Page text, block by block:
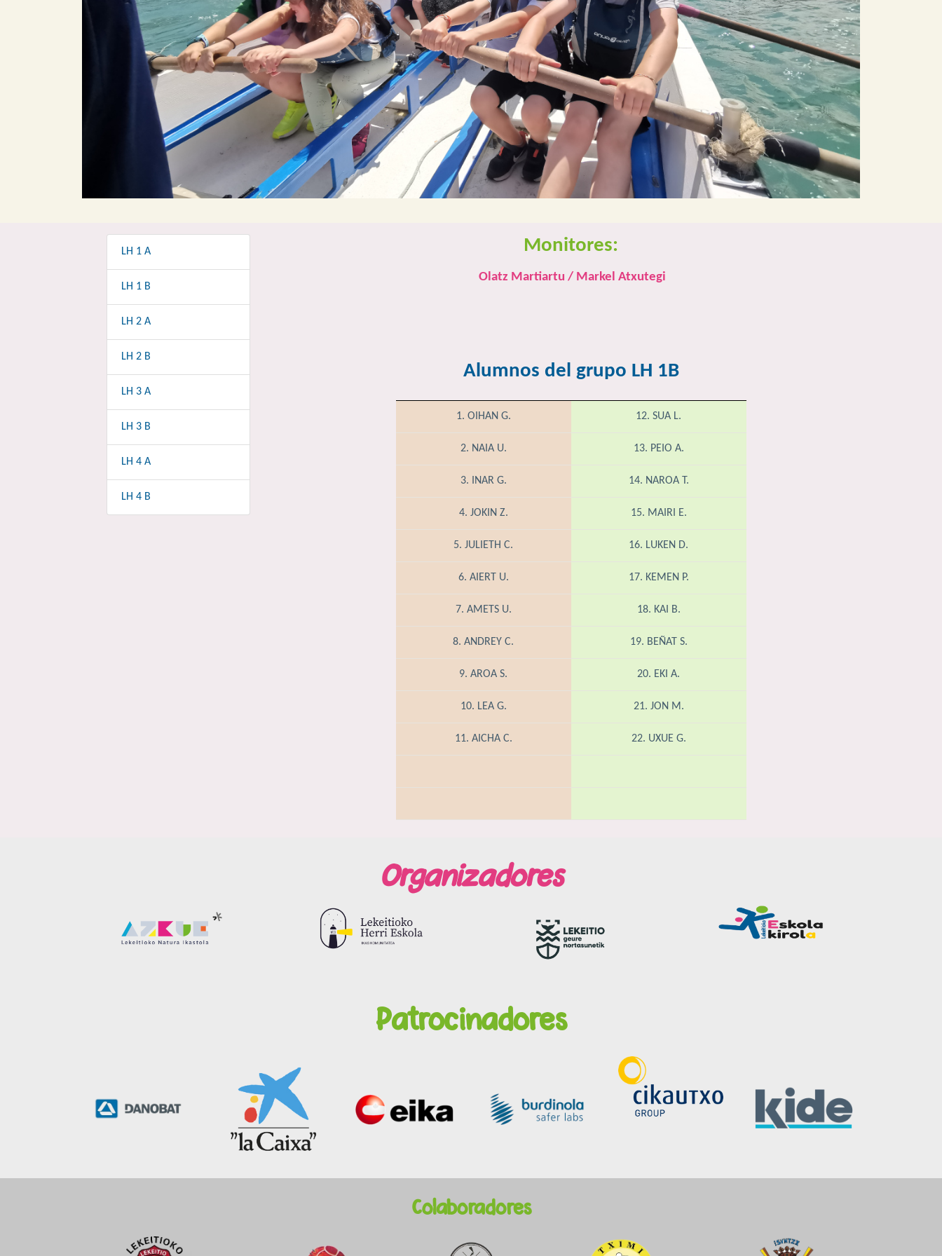
LH 1 A
LH 1 B
LH 2 A
LH 2 B
LH 3 A
LH 3 B
LH 4 A
LH 4 B
Monitores:
Olatz Martiartu / Markel Atxutegi
Alumnos del grupo LH 1B
1. OIHAN G. 12. SUA L.
2. NAIA U. 13. PEIO A.
3. INAR G. 14. NAROA T.
4. JOKIN Z. 15. MAIRI E.
5. JULIETH C. 16. LUKEN D.
6. AIERT U. 17. KEMEN P.
7. AMETS U. 18. KAI B.
8. ANDREY C. 19. BEÑAT S.
9. AROA S. 20. EKI A.
10. LEA G. 21. JON M.
11. AICHA C. 22. UXUE G.
Organizadores
Patrocinadores
Colaboradores